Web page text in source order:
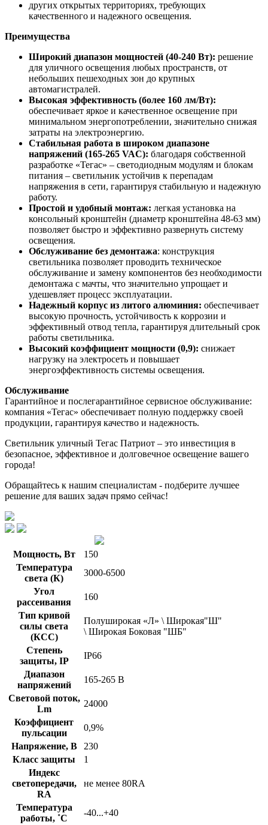
других открытых территориях, требующих
качественного и надежного освещения.
Преимущества
Широкий диапазон мощностей (40-240 Вт): решение
для уличного освещения любых пространств, от
небольших пешеходных зон до крупных
автомагистралей.
Высокая эффективность (более 160 лм/Вт):
обеспечивает яркое и качественное освещение при
минимальном энергопотреблении, значительно снижая
затраты на электроэнергию.
Стабильная работа в широком диапазоне
напряжений (165-265 VAC): благодаря собственной
разработке «Тегас» – светодиодным модулям и блокам
питания – светильник устойчив к перепадам
напряжения в сети, гарантируя стабильную и надежную
работу.
Простой и удобный монтаж: легкая установка на
консольный кронштейн (диаметр кронштейна 48-63 мм)
позволяет быстро и эффективно развернуть систему
освещения.
Обслуживание без демонтажа: конструкция
светильника позволяет проводить техническое
обслуживание и замену компонентов без необходимости
демонтажа с мачты, что значительно упрощает и
удешевляет процесс эксплуатации.
Надежный корпус из литого алюминия: обеспечивает
высокую прочность, устойчивость к коррозии и
эффективный отвод тепла, гарантируя длительный срок
работы светильника.
Высокий коэффициент мощности (0,9): снижает
нагрузку на электросеть и повышает
энергоэффективность системы освещения.
Обслуживание
Гарантийное и послегарантийное сервисное обслуживание:
компания «Тегас» обеспечивает полную поддержку своей
продукции, гарантируя качество и надежность.
Светильник уличный Тегас Патриот – это инвестиция в
безопасное, эффективное и долговечное освещение вашего
города!
Обращайтесь к нашим специалистам - подберите лучшее
решение для ваших задач прямо сейчас!
Мощность, Вт
150
Температура
света (К)
3000-6500
Угол
рассеивания
160
Тип кривой
силы света
(КСС)
Полуширокая «Л» \ Широкая"Ш"
\ Широкая Боковая "ШБ"
Степень
защиты, IP
IP66
Диапазон
напряжений
165-265 В
Световой поток,
Lm
24000
Коэффициент
пульсации
0,9%
Напряжение, В
230
Класс защиты
1
Индекс
светопередачи,
RA
не менее 80RA
Температура
работы, ˚С
-40...+40